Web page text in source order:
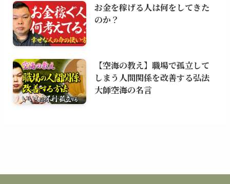
お金を稼げる人は何をしてきた
のか？
【空海の教え】職場で孤立して
しまう人間関係を改善する弘法
大師空海の名言